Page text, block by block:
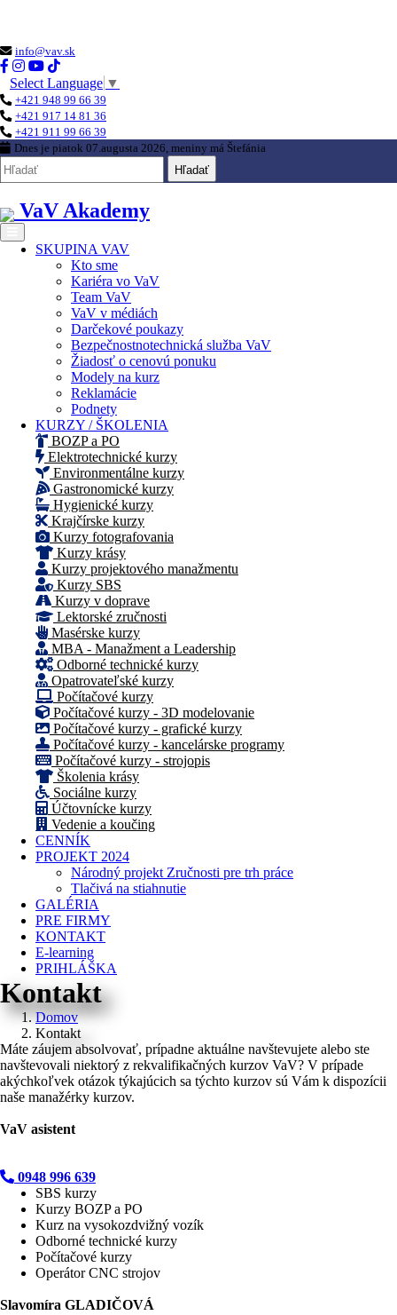
info@vav.sk
Select Language ▼
+421 948 99 66 39
+421 917 14 81 36
+421 911 99 66 39
Dnes je piatok 07.augusta 2026, meniny má Štefánia
Hľadať
VaV Akademy
SKUPINA VAV
Kto sme
Kariéra vo VaV
Team VaV
VaV v médiách
Darčekové poukazy
Bezpečnostnotechnická služba VaV
Žiadosť o cenovú ponuku
Modely na kurz
Reklamácie
Podnety
KURZY / ŠKOLENIA
BOZP a PO
Elektrotechnické kurzy
Environmentálne kurzy
Gastronomické kurzy
Hygienické kurzy
Krajčírske kurzy
Kurzy fotografovania
Kurzy krásy
Kurzy projektového manažmentu
Kurzy SBS
Kurzy v doprave
Lektorské zručnosti
Masérske kurzy
MBA - Manažment a Leadership
Odborné technické kurzy
Opatrovateľské kurzy
Počítačové kurzy
Počítačové kurzy - 3D modelovanie
Počítačové kurzy - grafické kurzy
Počítačové kurzy - kancelárske programy
Počítačové kurzy - strojopis
Školenia krásy
Sociálne kurzy
Účtovnícke kurzy
Vedenie a koučing
CENNÍK
PROJEKT 2024
Národný projekt Zručnosti pre trh práce
Tlačivá na stiahnutie
GALÉRIA
PRE FIRMY
KONTAKT
E-learning
PRIHLÁŠKA
Kontakt
Domov
Kontakt
Máte záujem absolvovať, prípadne aktuálne navštevujete alebo ste
navštevovali niektorý z rekvalifikačných kurzov VaV? V prípade
akýchkoľvek otázok týkajúcich sa týchto kurzov sú Vám k dispozícii
naše manažérky kurzov.
VaV asistent
0948 996 639
SBS kurzy
Kurzy BOZP a PO
Kurz na vysokozdvižný vozík
Odborné technické kurzy
Počítačové kurzy
Operátor CNC strojov
Slavomíra GLADIČOVÁ